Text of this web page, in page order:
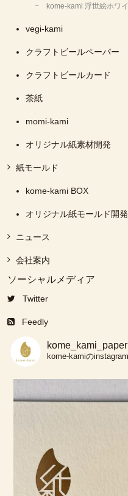
kome-kami 浮世絵ホワ
vegi-kami
クラフトビールペーパー
クラフトビールカード
茶紙
momi-kami
オリジナル紙素材開発
紙モールド
kome-kami BOX
オリジナル紙モールド開発
ニュース
会社案内
ソーシャルメディア
Twitter
Feedly
kome_kami_paper
kome-kamiの